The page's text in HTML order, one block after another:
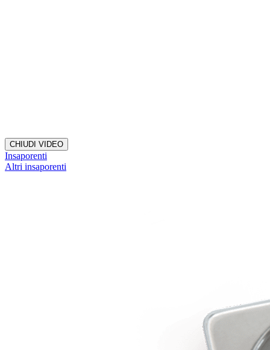
CHIUDI VIDEO
Insaporenti
Altri insaporenti